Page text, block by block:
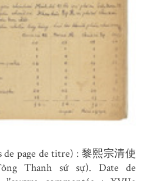
de page de titre) : 黎熙宗清使
Thanh sứ sự). Date de